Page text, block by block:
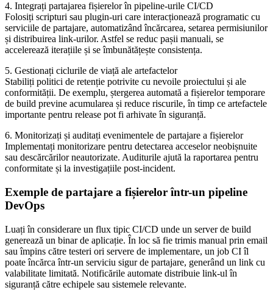
4. Integrați partajarea fișierelor în pipeline-urile CI/CD
Folosiți scripturi sau plugin-uri care interacționează programatic cu
serviciile de partajare, automatizând încărcarea, setarea permisiunilor
și distribuirea link-urilor. Astfel se reduc pașii manuali, se
accelerează iterațiile și se îmbunătățește consistența.
5. Gestionați ciclurile de viață ale artefactelor
Stabiliți politici de retenție potrivite cu nevoile proiectului și ale
conformității. De exemplu, ștergerea automată a fișierelor temporare
de build previne acumularea și reduce riscurile, în timp ce artefactele
importante pentru release pot fi arhivate în siguranță.
6. Monitorizați și auditați evenimentele de partajare a fișierelor
Implementați monitorizare pentru detectarea acceselor neobișnuite
sau descărcărilor neautorizate. Auditurile ajută la raportarea pentru
conformitate și la investigațiile post-incident.
Exemple de partajare a fișierelor într-un pipeline
DevOps
Luați în considerare un flux tipic CI/CD unde un server de build
generează un binar de aplicație. În loc să fie trimis manual prin email
sau împins către testeri ori servere de implementare, un job CI îl
poate încărca într-un serviciu sigur de partajare, generând un link cu
valabilitate limitată. Notificările automate distribuie link-ul în
siguranță către echipele sau sistemele relevante.